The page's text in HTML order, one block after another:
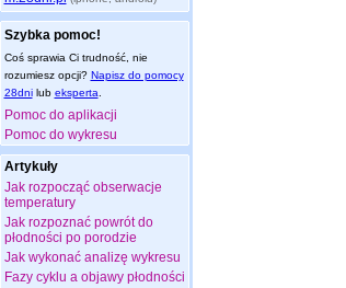
Szybka pomoc!
Coś sprawia Ci trudność, nie
rozumiesz opcji? Napisz do pomocy
28dnilub eksperta
Pomoc do aplikacji
Pomoc do wykresu
Artykuły
Jak rozpocząć obserwacje
temperatury
Jak rozpoznać powrót do
płodności po porodzie
Jak wykonać analizę wykresu
Fazy cyklu a objawy płodności